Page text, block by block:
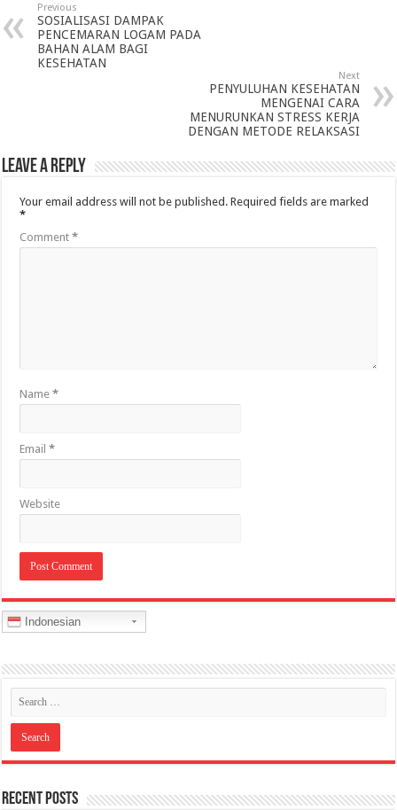
Previous
SOSIALISASI DAMPAK
PENCEMARAN LOGAM PADA
BAHAN ALAM BAGI
KESEHATAN
Next
PENYULUHAN KESEHATAN
MENGENAI CARA
MENURUNKAN STRESS KERJA
DENGAN METODE RELAKSASI
Leave a Reply
Your email address will not be published. Required fields are marked
*
Comment*
Name*
Email*
Website
Indonesian
Recent Posts